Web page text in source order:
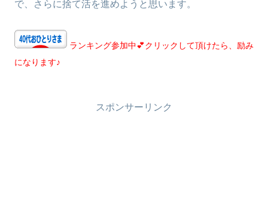
で、さらに捨て活を進めようと思います。
ランキング参加中💕クリックして頂けたら、励み
になります♪
スポンサーリンク